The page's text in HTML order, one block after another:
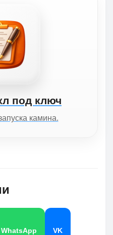
под ключ
камина.
WhatsApp VK